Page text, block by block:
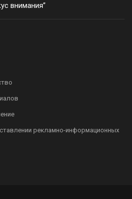
внимания”
рекламно-информационных